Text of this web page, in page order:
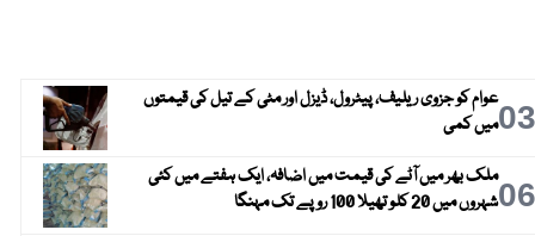
03عوام کو جزوی ریلیف، پیٹرول، ڈیزل اور مٹی کے تیل کی قیمتوں
میں کمی
06ملک بھر میں آٹے کی قیمت میں اضافہ، ایک ہفتے میں کئی
شہروں میں 20 کلو تھیلا 100 روپے تک مہنگا